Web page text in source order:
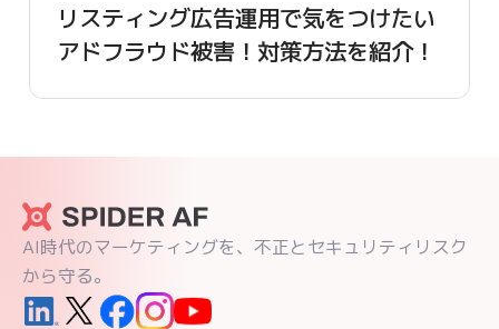
リスティング広告運用で気をつけたい
アドフラウド被害！対策方法を紹介！
AI時代のマーケティングを、不正とセキュリティリスク
から守る。